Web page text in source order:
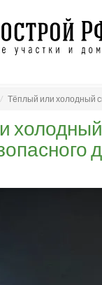
Тёплый или холодный
холодный